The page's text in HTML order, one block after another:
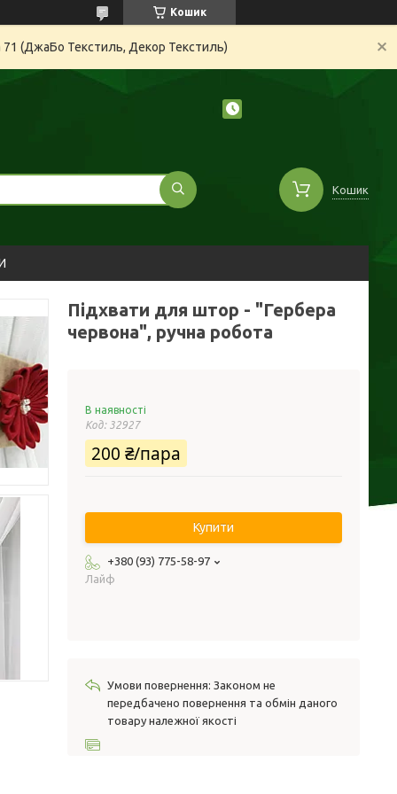
Кошик
71 (ДжаБо Текстиль, Декор Текстиль)
Кошик
Підхвати для штор - "Гербера
червона", ручна робота
В наявності
Код: 32927
200 ₴/пара
Купити
+380 (93) 775-58-97
Лайф
Законом не
передбачено повернення та обмін даного
товару належної якості